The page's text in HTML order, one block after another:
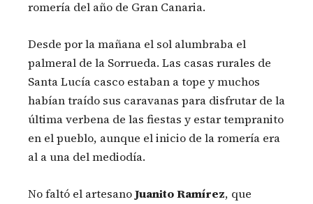
romería del año de Gran Canaria.
Desde por la mañana el sol alumbraba el
palmeral de la Sorrueda. Las casas rurales de
Santa Lucía casco estaban a tope y muchos
habían traído sus caravanas para disfrutar de la
última verbena de las fiestas y estar tempranito
en el pueblo, aunque el inicio de la romería era
al a una del mediodía.
No faltó el artesanoJuanito Ramírez, que